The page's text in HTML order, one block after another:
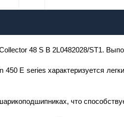
48 S B 2L0482028/ST1.
E series характеризуется
что